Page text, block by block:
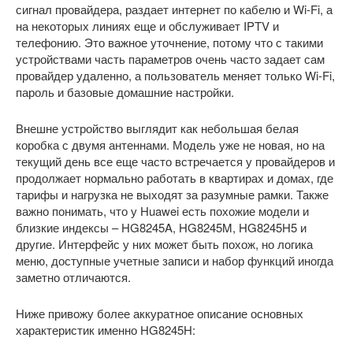
сигнал провайдера, раздает интернет по кабелю и Wi-Fi, а
на некоторых линиях еще и обслуживает IPTV и
телефонию. Это важное уточнение, потому что с такими
устройствами часть параметров очень часто задает сам
провайдер удаленно, а пользователь меняет только Wi-Fi,
пароль и базовые домашние настройки.
Внешне устройство выглядит как небольшая белая
коробка с двумя антеннами. Модель уже не новая, но на
текущий день все еще часто встречается у провайдеров и
продолжает нормально работать в квартирах и домах, где
тарифы и нагрузка не выходят за разумные рамки. Также
важно понимать, что у Huawei есть похожие модели и
близкие индексы – HG8245A, HG8245M, HG8245H5 и
другие. Интерфейс у них может быть похож, но логика
меню, доступные учетные записи и набор функций иногда
заметно отличаются.
Ниже привожу более аккуратное описание основных
характеристик именно HG8245H: